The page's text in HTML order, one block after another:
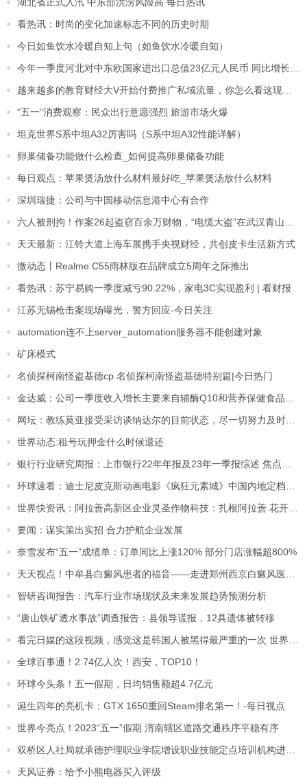
看热讯：时尚的变化加速标志不同的历史时期
今日如鱼饮水冷暖自知上句（如鱼饮水冷暖自知）
“五一”消费观察：民众出行意愿强烈 旅游市场火爆
坦克世界S系中坦A32厉害吗（S系中坦A32性能详解）
卵巢储备功能做什么检查_如何提高卵巢储备功能
每日观点：苹果煲汤放什么材料最好吃_苹果煲汤放什么材料
深圳瑞捷：公司与中国移动信息港中心有合作
天天最新：江铃大道上海车展携手央视财经，共创皮卡生活新方式
微动态丨Realme C55雨林版在品牌成立5周年之际推出
看热讯：苏宁易购一季度减亏90.22%，家电3C实现盈利 | 看财报
江苏无锡枪击案现场曝光，警方回应-今日关注
automation连不上server_automation服务器不能创建对象
矿床模式
名侦探柯南怪盗基德cp 名侦探柯南怪盗基德特别篇|今日热门
世界动态:租号玩押金什么时候退还
要闻：谋实策出实招 合力护航企业发展
奈雪发布“五一”成绩单：订单同比上涨120% 部分门店涨幅超800%
智研咨询报告：汽车行业市场现状及未来发展趋势预测分析
“唐山铁矿透水事故”调查报告：县领导谎报，12具遗体被转移
全球百事通！2.74亿人次！西安，TOP10！
环球今头条！​五一假期，日均销售额超4.7亿元
诞生四年的亮机卡：GTX 1650重回Steam排名第一！-每日视点
世界今亮点！2023“五一”假期 渭南辖区道路交通秩序平稳有序
天风证券：给予小熊电器买入评级